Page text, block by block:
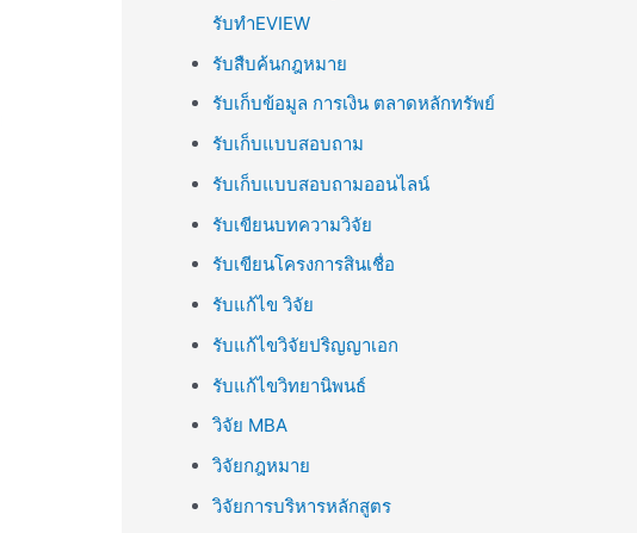
รับทำEVIEW
รับสืบค้นกฎหมาย
รับเก็บข้อมูล การเงิน ตลาดหลักทรัพย์
รับเก็บแบบสอบถาม
รับเก็บแบบสอบถามออนไลน์
รับเขียนบทความวิจัย
รับเขียนโครงการสินเชื่อ
รับแก้ไข วิจัย
รับแก้ไขวิจัยปริญญาเอก
รับแก้ไขวิทยานิพนธ์
วิจัย MBA
วิจัยกฎหมาย
วิจัยการบริหารหลักสูตร